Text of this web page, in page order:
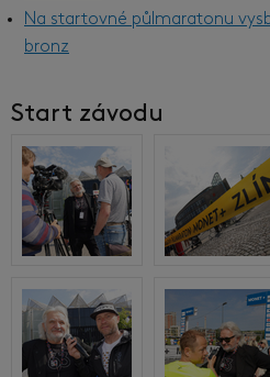
Na startovné půlmaratonu
bronz
Start závodu